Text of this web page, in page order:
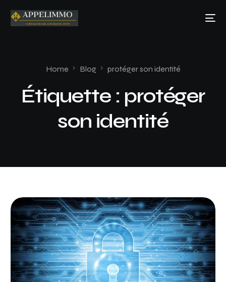
Home Blog protéger son identité
Étiquette : protéger
son identité